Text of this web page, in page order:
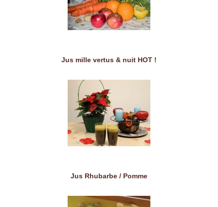
Jus mille vertus & nuit HOT !
Jus Rhubarbe / Pomme